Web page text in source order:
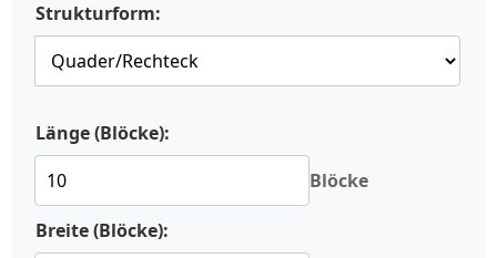
Strukturform:
Länge (Blöcke):
Blöcke
Breite (Blöcke):